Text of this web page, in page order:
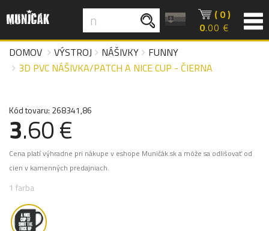
( 0 )
0.00 €
DOMOV
VÝSTROJ NÁŠIVKY
FUNNY
3D PVC NÁŠIVKA/PATCH A NICE CUP - ČIERNA
Kód tovaru: 268341,86
3.60 €
Cena platí výhradne pri nákupe v eshope Muničák.sk a môže sa odlišovať od
cien v kamenných predajniach.
1 farba